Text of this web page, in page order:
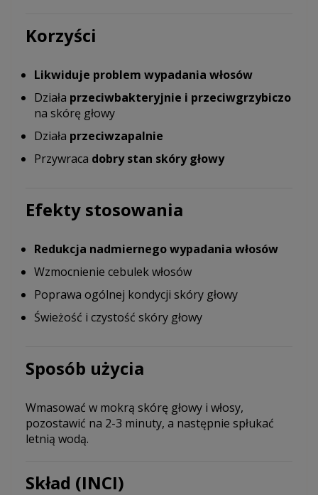
Korzyści
Likwiduje problem wypadania włosów
Działa przeciwbakteryjnie i przeciwgrzybiczo
na skórę głowy
Działa przeciwzapalnie
Przywraca dobry stan skóry głowy
Efekty stosowania
Redukcja nadmiernego wypadania włosów
Wzmocnienie cebulek włosów
Poprawa ogólnej kondycji skóry głowy
Świeżość i czystość skóry głowy
Sposób użycia
Wmasować w mokrą skórę głowy i włosy,
pozostawić na 2-3 minuty, a następnie spłukać
letnią wodą.
Skład (INCI)